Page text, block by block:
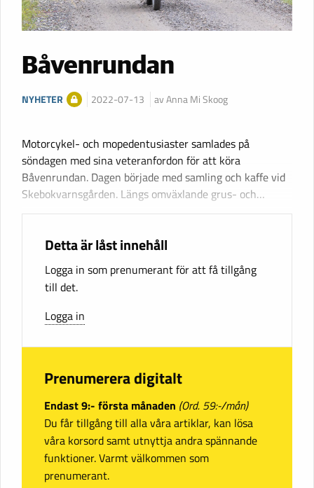
Båvenrundan
NYHETER 2022-07-13 av Anna Mi Skoog
Motorcykel- och mopedentusiaster samlades på
söndagen med sina veteranfordon för att köra
Båvenrundan. Dagen började med samling och kaffe vid
Skebokvarnsgården. Längs omväxlande grus- och…
Detta är låst innehåll
Logga in som prenumerant för att få tillgång
till det.
Logga in
Prenumerera digitalt
Endast 9:- första månaden (Ord. 59:-/mån)
Du får tillgång till alla våra artiklar, kan lösa
våra korsord samt utnyttja andra spännande
funktioner. Varmt välkommen som
prenumerant.